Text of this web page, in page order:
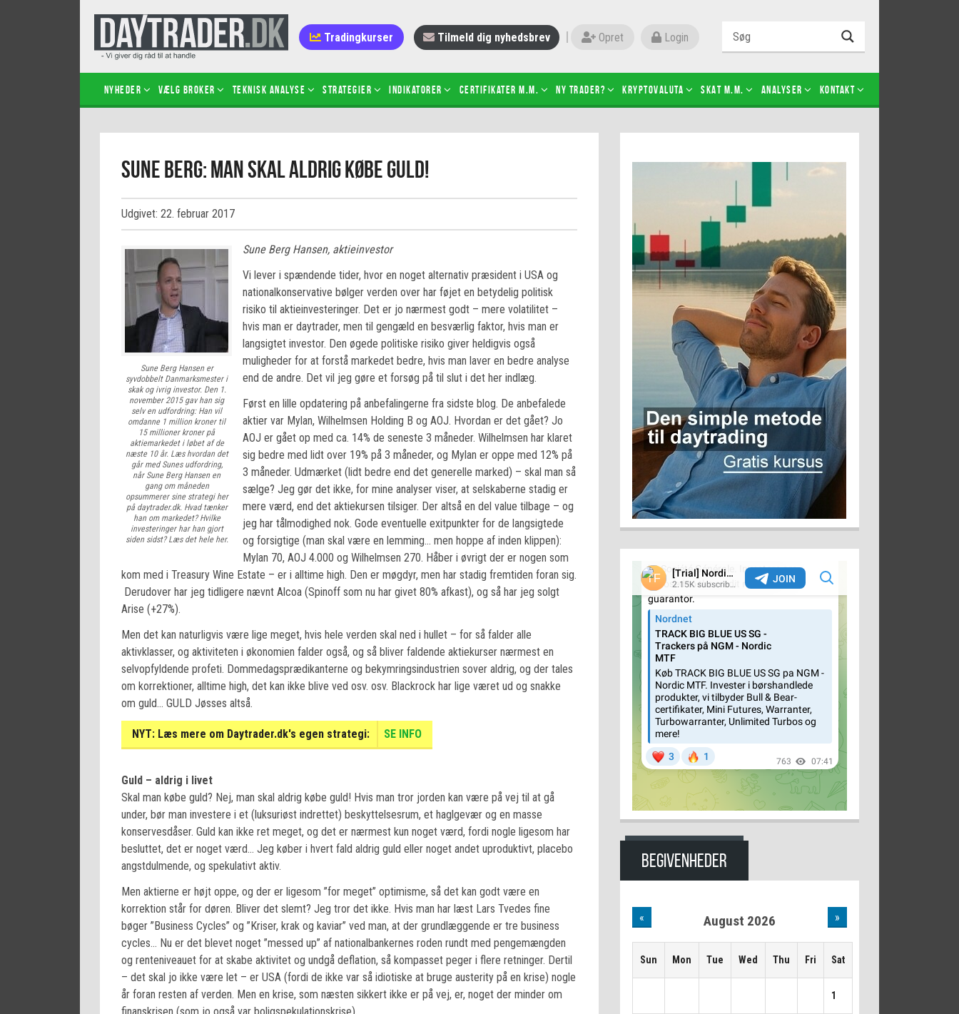
Tradingkurser Tilmeld dig nyhedsbrev Opret Login
Nyheder Vælg broker Teknisk analyse Strategier Indikatorer Certifikater m.m. Ny trader?
Kopiér de bedste tradere og
investorer
Sådan bruges stop-loss
Sådan fungerer BULL & BEAR-
certifikater
Det betyder de nye ESMA-regler
Gearing af aktier – hvad er det?
Futures-kontrakter
Kopier Jeppe Kirk Bonde
Kryptovaluta SKAT m.m. Analyser Kontakt
Sune Berg: Man skal aldrig købe guld!
Udgivet: 22. februar 2017
Sune Berg Hansen er
syvdobbelt Danmarksmester i
skak og ivrig investor. Den 1.
november 2015 gav han sig
selv en udfordring: Han vil
omdanne 1 million kroner til
15 millioner kroner på
aktiemarkedet i løbet af de
næste 10 år. Læs hvordan det
går med Sunes udfordring,
når Sune Berg Hansen en
gang om måneden
opsummerer sine strategi her
på daytrader.dk. Hvad tænker
han om markedet? Hvilke
investeringer har han gjort
siden sidst? Læs det hele her.
Sune Berg Hansen, aktieinvestor
Vi lever i spændende tider, hvor en noget alternativ præsident i USA og
nationalkonservative bølger verden over har føjet en betydelig politisk
risiko til aktieinvesteringer. Det er jo nærmest godt – mere volatilitet –
hvis man er daytrader, men til gengæld en besværlig faktor, hvis man er
langsigtet investor. Den øgede politiske risiko giver heldigvis også
muligheder for at forstå markedet bedre, hvis man laver en bedre analyse
end de andre. Det vil jeg gøre et forsøg på til slut i det her indlæg.
Først en lille opdatering på anbefalingerne fra sidste blog. De anbefalede
aktier var Mylan, Wilhelmsen Holding B og AOJ. Hvordan er det gået? Jo
AOJ er gået op med ca. 14% de seneste 3 måneder. Wilhelmsen har klaret
sig bedre med lidt over 19% på 3 måneder, og Mylan er oppe med 12% på
3 måneder. Udmærket (lidt bedre end det generelle marked) – skal man så
sælge? Jeg gør det ikke, for mine analyser viser, at selskaberne stadig er
mere værd, end det aktiekursen tilsiger. Der altså en del value tilbage – og
jeg har tålmodighed nok. Gode eventuelle exitpunkter for de langsigtede
og forsigtige (man skal være en lemming… men hoppe af inden klippen):
Mylan 70, AOJ 4.000 og Wilhelmsen 270. Håber i øvrigt der er nogen som
kom med i Treasury Wine Estate – er i alltime high. Den er møgdyr, men har stadig fremtiden foran sig.
Derudover har jeg tidligere nævnt Alcoa (Spinoff som nu har givet 80% afkast), og så har jeg solgt
Arise (+27%).
Men det kan naturligvis være lige meget, hvis hele verden skal ned i hullet – for så falder alle
aktivklasser, og aktiviteten i økonomien falder også, og så bliver faldende aktiekurser nærmest en
selvopfyldende profeti. Dommedagsprædikanterne og bekymringsindustrien sover aldrig, og der tales
om korrektioner, alltime high, det kan ikke blive ved osv. osv. Blackrock har lige været ud og snakke
om guld… GULD Jøsses altså.
NYT: Læs mere om Daytrader.dk's egen strategi: SE INFO
Guld – aldrig i livet
Skal man købe guld? Nej, man skal aldrig købe guld! Hvis man tror jorden kan være på vej til at gå
under, bør man investere i et (luksuriøst indrettet) beskyttelsesrum, et haglgevær og en masse
konservesdåser. Guld kan ikke ret meget, og det er nærmest kun noget værd, fordi nogle ligesom har
besluttet, det er noget værd… Jeg køber i hvert fald aldrig guld eller noget andet uproduktivt, placebo
angstdulmende, og spekulativt aktiv.
Men aktierne er højt oppe, og der er ligesom ”for meget” optimisme, så det kan godt være en
korrektion står for døren. Bliver det slemt? Jeg tror det ikke. Hvis man har læst Lars Tvedes fine
bøger ”Business Cycles” og ”Kriser, krak og kaviar” ved man, at der grundlæggende er tre business
cycles… Nu er det blevet noget ”messed up” af nationalbankernes roden rundt med pengemængden
og renteniveauet for at skabe aktivitet og undgå deflation, så kompasset peger i flere retninger. Dertil
– det skal jo ikke være let – er USA (fordi de ikke var så idiotiske at bruge austerity på en krise) nogle
år foran resten af verden. Men en krise, som næsten sikkert ikke er på vej, er, noget der minder om
BEGIVENHEDER
« August 2026 »
Sun Mon Tue Wed Thu Fri Sat
1